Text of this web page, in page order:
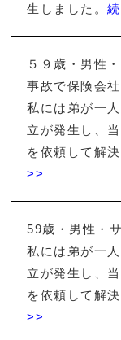
生しました。
５９歳・男性
事故で保険会
私には弟が一
立が発生し、
を依頼して解
>>
59歳・男性・
私には弟が一
立が発生し、
を依頼して解
>>